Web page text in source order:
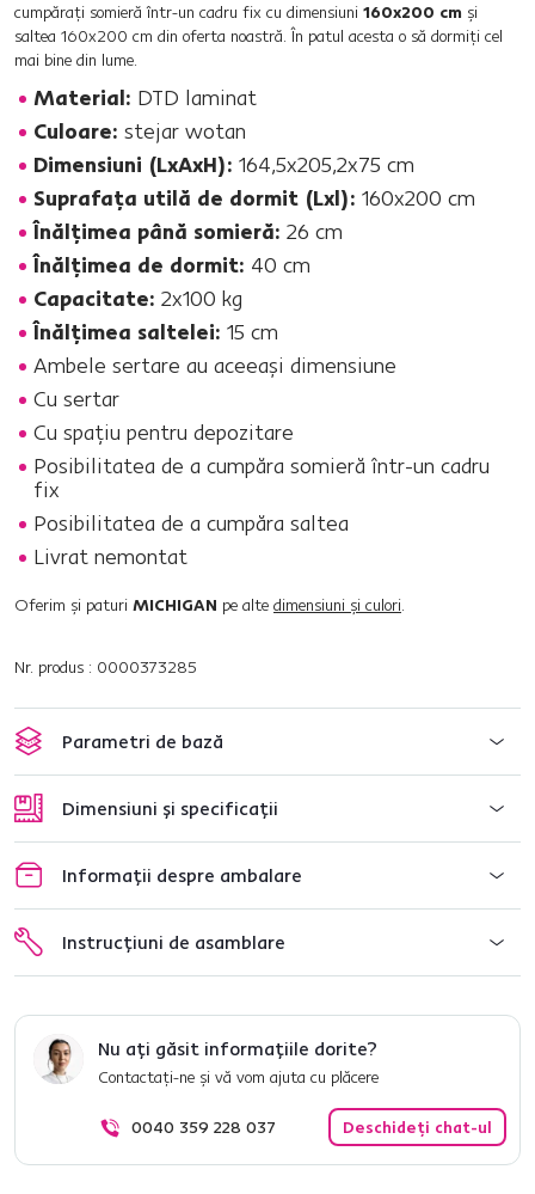
cumpăraţi somieră într-un cadru fix cu dimensiuni 160x200 cm şi
saltea 160x200 cm din oferta noastră. În patul acesta o să dormiţi cel
mai bine din lume.
Material: DTD laminat
Culoare: stejar wotan
Dimensiuni (LxAxH): 164,5x205,2x75 cm
Suprafaţa utilă de dormit (Lxl): 160x200 cm
Înălţimea până somieră: 26 cm
Înălţimea de dormit: 40 cm
Capacitate: 2x100 kg
Înălţimea saltelei: 15 cm
Ambele sertare au aceeaşi dimensiune
Cu sertar
Cu spaţiu pentru depozitare
Posibilitatea de a cumpăra somieră într-un cadru
fix
Posibilitatea de a cumpăra saltea
Livrat nemontat
Oferim şi paturi MICHIGAN pe alte dimensiuni şi culori.
Nr. produs : 0000373285
Parametri de bază
Dimensiuni și specificații
Informații despre ambalare
Instrucțiuni de asamblare
Nu ați găsit informațiile dorite?
Contactați-ne și vă vom ajuta cu plăcere
0040 359 228 037 Deschideți chat-ul